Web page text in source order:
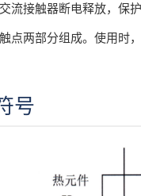
流接触器断电释放，保护
点两部分组成。使用时
号